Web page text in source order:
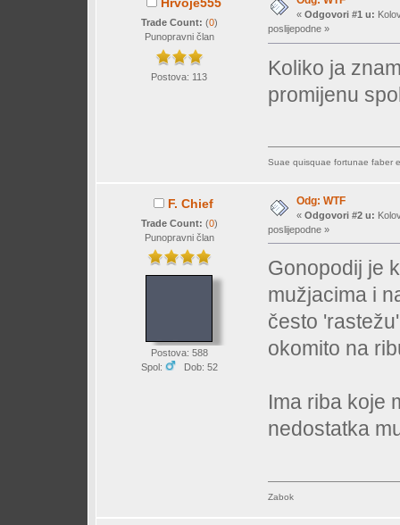
Hrvoje555
Trade Count: (0)
Punopravni član
Postova: 113
« Odgovori #1 u:
poslijepodne »
Koliko ja
promijenu
Suae quisquae fortunae faber
F. Chief
Trade Count: (0)
Punopravni član
Postova: 588
Spol:
Dob: 52
Odg: WTF
« Odgovori #2 u:
poslijepodne »
Gonopodij je
mužjacima i
često
okomito na
Ima riba koje
nedostatka
Zabok